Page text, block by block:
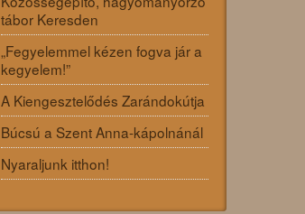
tábor Keresden
„Fegyelemmel kézen fogva jár a
kegyelem!”
A Kiengesztelődés Zarándokútja
Búcsú a Szent Anna-kápolnánál
Nyaraljunk itthon!